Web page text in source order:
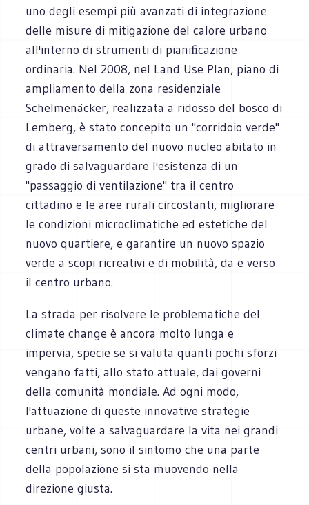
uno degli esempi più avanzati di integrazione
delle misure di mitigazione del calore urbano
all'interno di strumenti di pianiﬁcazione
ordinaria. Nel 2008, nel Land Use Plan, piano di
ampliamento della zona residenziale
Schelmenäcker, realizzata a ridosso del bosco di
Lemberg, è stato concepito un "corridoio verde"
di attraversamento del nuovo nucleo abitato in
grado di salvaguardare l'esistenza di un
"passaggio di ventilazione" tra il centro
cittadino e le aree rurali circostanti, migliorare
le condizioni microclimatiche ed estetiche del
nuovo quartiere, e garantire un nuovo spazio
verde a scopi ricreativi e di mobilità, da e verso
il centro urbano.
La strada per risolvere le problematiche del
climate change è ancora molto lunga e
impervia, specie se si valuta quanti pochi sforzi
vengano fatti, allo stato attuale, dai governi
della comunità mondiale. Ad ogni modo,
l'attuazione di queste innovative strategie
urbane, volte a salvaguardare la vita nei grandi
centri urbani, sono il sintomo che una parte
della popolazione si sta muovendo nella
direzione giusta.